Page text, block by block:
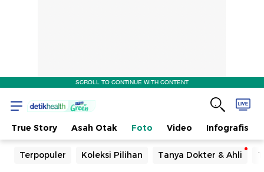
SCROLL TO CONTINUE WITH CONTENT
True Story Asah Otak Foto Video Infografis
Terpopuler Koleksi Pilihan Tanya Dokter & Ahli